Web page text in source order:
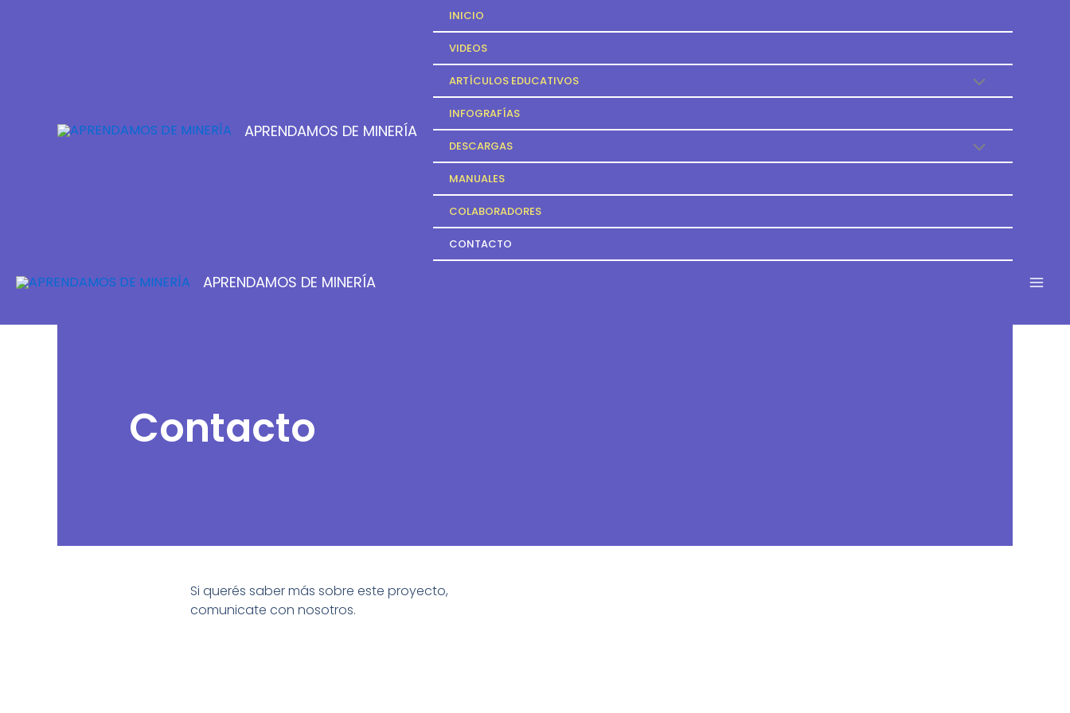
APRENDAMOS DE MINERÍA
INICIO
VIDEOS
ARTÍCULOS EDUCATIVOS
INFOGRAFÍAS
DESCARGAS
MANUALES
COLABORADORES
CONTACTO
APRENDAMOS DE MINERÍA
Contacto
Si querés saber más sobre este proyecto,
comunicate con nosotros.